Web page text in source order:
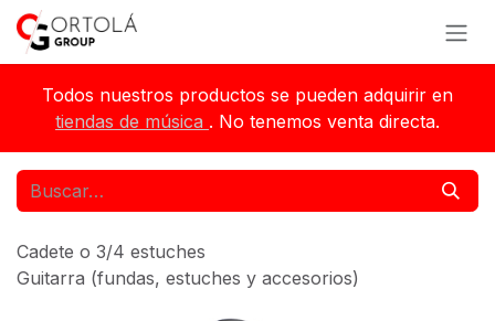
Ir al contenido
Todos nuestros productos se pueden adquirir en
tiendas de música . No tenemos venta directa.
Cadete o 3/4 estuches
Guitarra (fundas, estuches y accesorios)